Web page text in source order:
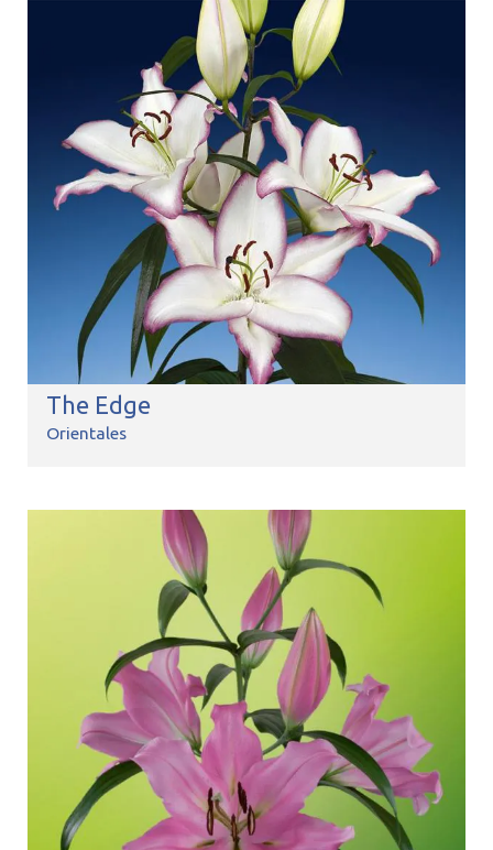
The Edge
Orientales